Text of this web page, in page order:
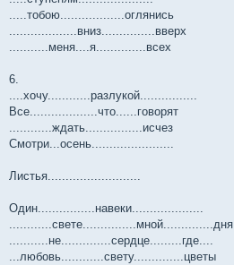
.....тобою..................оглянись
...................вниз...............вверх
...........меня....я..............всех
6.
....хочу............разлукой................
Все...................что......говорят
............ждать................исчез
Смотри...осень.......................
Листья..........................
Один................навеки....................
............свете...............мной..............дня
...........не..............сердце.........где....
...любовь............свету..............цветы